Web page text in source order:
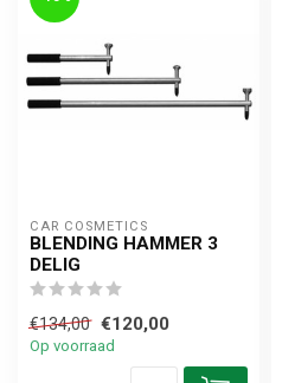
CAR COSMETICS
BLENDING HAMMER 3
DELIG
€134,00 €120,00
Op voorraad